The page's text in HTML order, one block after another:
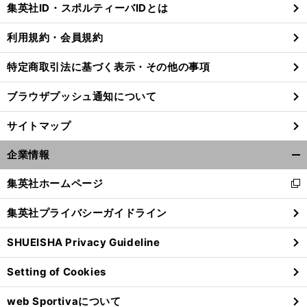
る
集英社ID・スポルティーバIDとは
利用規約・会員規約
特定商取引法に基づく表示・その他の事項
ブラウザプッシュ通知について
サイトマップ
企業情報
閉
る
集英社ホームページ
新
し
い
ウ
ィ
ン
ド
ウ
で
集英社プライバシーガイドライン
SHUEISHA Privacy Guideline
Setting of Cookies
web Sportivaについて